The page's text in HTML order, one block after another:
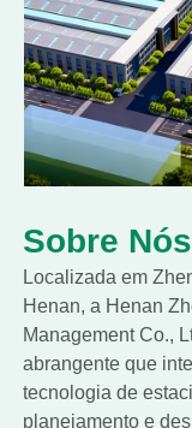
Sobre Nós
Localizada em
Henan, a Henan
Management Co.,
abrangente que
tecnologia de
planejamento e